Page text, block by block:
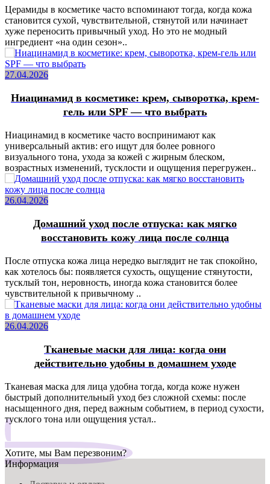
Церамиды в косметике часто вспоминают тогда, когда кожа
становится сухой, чувствительной, стянутой или начинает
хуже переносить привычный уход. Но это не модный
ингредиент «на один сезон»..
27.04.2026
Ниацинамид в косметике: крем, сыворотка, крем-
гель или SPF — что выбрать
Ниацинамид в косметике часто воспринимают как
универсальный актив: его ищут для более ровного
визуального тона, ухода за кожей с жирным блеском,
возрастных изменений, тусклости и ощущения перегружен..
26.04.2026
Домашний уход после отпуска: как мягко
восстановить кожу лица после солнца
После отпуска кожа лица нередко выглядит не так спокойно,
как хотелось бы: появляется сухость, ощущение стянутости,
тусклый тон, неровность, иногда кожа становится более
чувствительной к привычному ..
26.04.2026
Тканевые маски для лица: когда они
действительно удобны в домашнем уходе
Тканевая маска для лица удобна тогда, когда коже нужен
быстрый дополнительный уход без сложной схемы: после
насыщенного дня, перед важным событием, в период сухости,
тусклого тона или ощущения устал..
Хотите, мы Вам перезвоним?
Информация